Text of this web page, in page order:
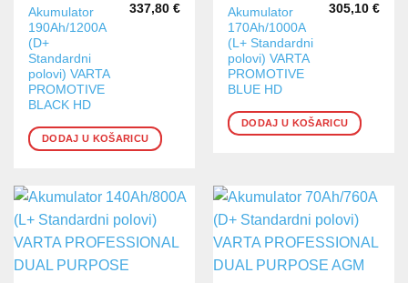
Akumulator
190Ah/1200A
(D+
Standardni
polovi) VARTA
PROMOTIVE
BLACK HD
337,80 €
DODAJ U KOŠARICU
Akumulator
170Ah/1000A
(L+ Standardni
polovi) VARTA
PROMOTIVE
BLUE HD
305,10 €
DODAJ U KOŠARICU